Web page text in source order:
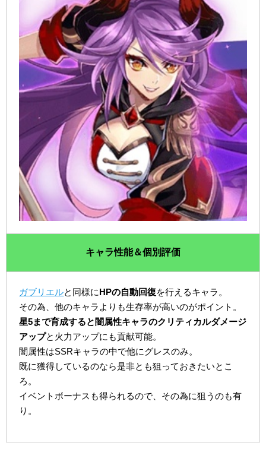
キャラ性能＆個別評価
ガブリエルと同様にHPの自動回復を行えるキャラ。
その為、他のキャラよりも生存率が高いのがポイント。
星5まで育成すると闇属性キャラのクリティカルダメージ
アップと火力アップにも貢献可能。
闇属性はSSRキャラの中で他にグレスのみ。
既に獲得しているのなら是非とも狙っておきたいとこ
ろ。
イベントボーナスも得られるので、その為に狙うのも有
り。